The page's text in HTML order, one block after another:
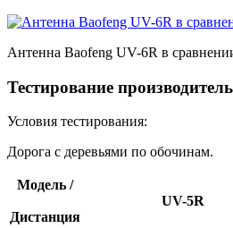
Антенна Baofeng UV-6R в
Тестирование
Условия тестирования:
Дорога с деревьями по обочинам.
Модель /
Дистанция
UV-5R